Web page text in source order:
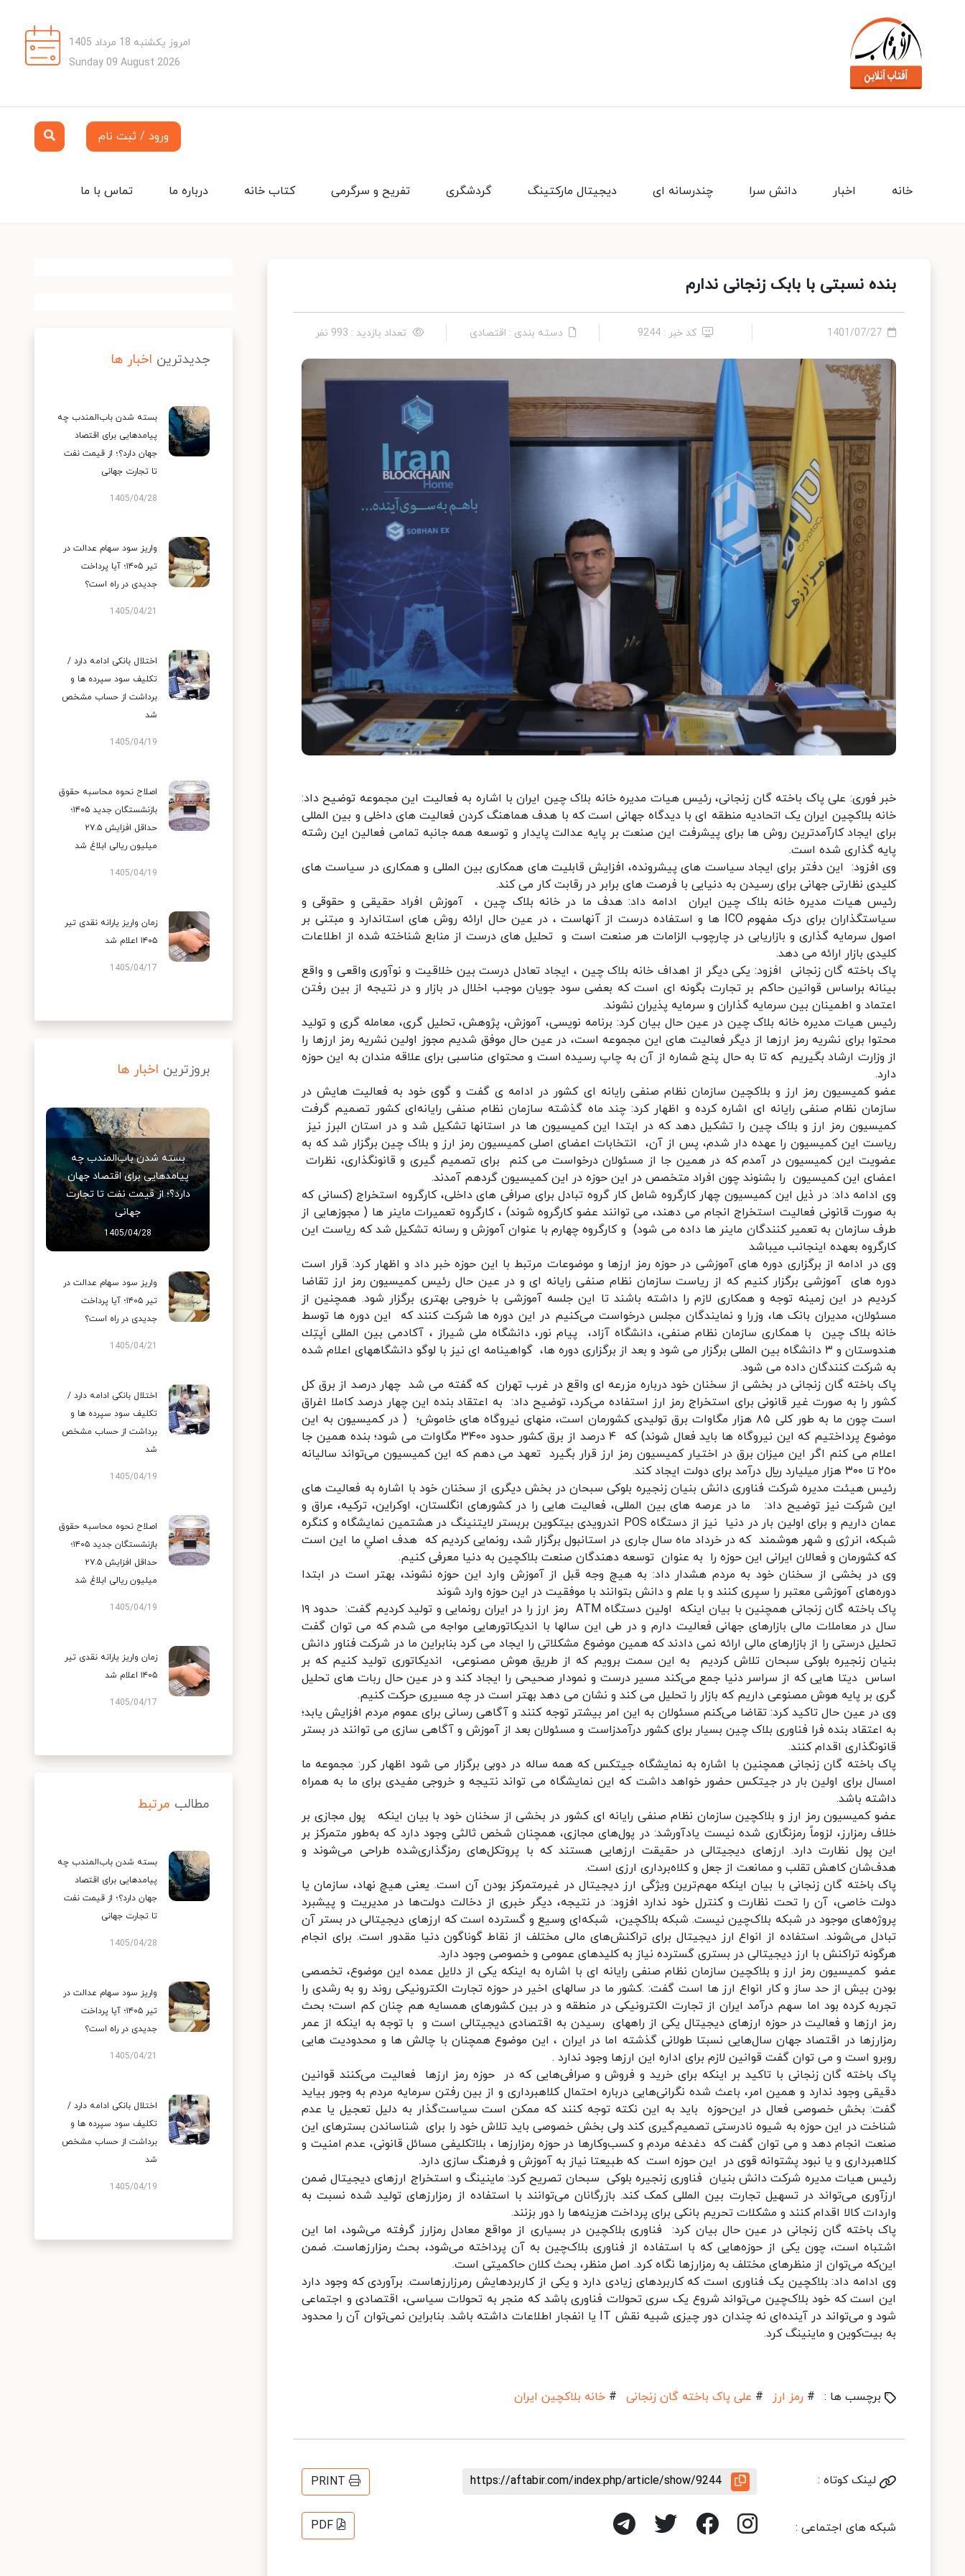
امروز یکشنبه 18 مرداد 1405
Sunday 09 August 2026
ورود / ثبت نام
تماس با ما درباره ما کتاب خانه تفریح و سرگرمی گردشگری دیجیتال مارکتینگ چندرسانه ای دانش سرا اخبار خانه
بنده نسبتی با بابک زنجانی ندارم
1401/07/27 کد خبر : 9244 دسته بندی : اقتصادی تعداد بازدید : 993 نفر
خبر فوری: علی پاک باخته گان زنجانی، رئیس هیات مدیره خانه بلاک چین ایران با اشاره به فعالیت این مجموعه توضیح داد:
خانه بلاکچین ایران یک اتحادیه منطقه ای با دیدگاه جهانی است که با هدف هماهنگ کردن فعالیت های داخلی و بین المللی
برای ایجاد کارآمدترین روش ها برای پیشرفت این صنعت بر پایه عدالت پایدار و توسعه همه جانبه تمامی فعالین این رشته
پایه گذاری شده است.
وی افزود: این دفتر برای ایجاد سیاست های پیشرونده، افزایش قابلیت های همکاری بین المللی و همکاری در سیاست های
کلیدی نظارتی جهانی برای رسیدن به دنیایی با فرصت های برابر در رقابت کار می کند.
رئیس هیات مدیره خانه بلاک چین ایران ادامه داد: هدف ما در خانه بلاک چین ، آموزش افراد حقیقی و حقوقی و
سیاستگذاران برای درک مفهوم ICO ها و استفاده درست از آنهاست ، در عین حال ارائه روش های استاندارد و مبتنی بر
اصول سرمایه گذاری و بازاریابی در چارچوب الزامات هر صنعت است و تحلیل های درست از منابع شناخته شده از اطلاعات
کلیدی بازار ارائه می دهد.
پاک باخته گان زنجانی افزود: یکی دیگر از اهداف خانه بلاک چین ، ایجاد تعادل درست بین خلاقیت و نوآوری واقعی و واقع
بینانه براساس قوانین حاکم بر تجارت بگونه ای است که بعضی سود جویان موجب اخلال در بازار و در نتیجه از بین رفتن
اعتماد و اطمینان بین سرمایه گذاران و سرمایه پذیران نشوند.
رئیس هیات مدیره خانه بلاک چین در عین حال بیان کرد: برنامه نویسی، آموزش، پژوهش، تحلیل گری، معامله گری و تولید
محتوا برای نشریه رمز ارزها از دیگر فعالیت های این مجموعه است، در عین حال موفق شدیم مجوز اولین نشریه رمز ارزها را
از وزارت ارشاد بگیریم که تا به حال پنج شماره از آن به چاپ رسیده است و محتوای مناسبی برای علاقه مندان به این حوزه
دارد.
عضو کمیسیون رمز ارز و بلاکچین سازمان نظام صنفی رایانه ای کشور در ادامه ی گفت و گوی خود به فعالیت هایش در
سازمان نظام صنفی رایانه ای اشاره کرده و اظهار کرد: چند ماه گذشته سازمان نظام صنفی رایانه‌ای کشور تصمیم گرفت
کمیسیون رمز ارز و بلاک چین را تشکیل دهد که در ابتدا این کمیسیون ها در استانها تشکیل شد و در استان البرز نیز
ریاست این کمیسیون را عهده دار شدم، پس از آن، انتخابات اعضای اصلی کمیسیون رمز ارز و بلاک چین برگزار شد که به
عضویت این کمیسیون در آمدم که در همین جا از مسئولان درخواست می کنم برای تصمیم گیری و قانونگذاری، نظرات
اعضای این کمیسیون را بشنوند چون افراد متخصص در این حوزه در اين کمیسیون گردهم آمدند.
وی ادامه داد: در ذیل این کمیسیون چهار کارگروه شامل کار گروه تبادل برای صرافی های داخلی، کارگروه استخراج (کسانی که
به صورت قانونی فعالیت استخراج انجام می دهند، می توانند عضو کارگروه شوند) ، کارگروه تعمیرات ماینر ها‌ ( مجوزهایی از
طرف سازمان به تعمیر کنندگان ماینر ها داده می شود) و کارگروه چهارم با عنوان آموزش و رسانه تشکیل شد‌ كه رياست اين
كارگروه بعهده اينجانب ميباشد
وی در ادامه از برگزاری دوره های آموزشی در حوزه رمز ارزها و موضوعات مرتبط با این حوزه خبر داد و اظهار کرد: قرار است
دوره های آموزشی برگزار کنیم که از ریاست سازمان نظام صنفی رایانه ای و در عین حال رئیس کمیسیون رمز ارز تقاضا
كرديم در این زمینه توجه و همکاری لازم را داشته باشند تا این جلسه آموزشی با خروجی بهتری برگزار شود. همچنین از
مسئولان، مدیران بانک ها، وزرا و نمایندگان مجلس درخواست می‌کنیم در این دوره ها شرکت کنند که این دوره ها توسط
خانه بلاک چین با همکاری سازمان نظام صنفی، دانشگاه آزاد، پیام نور، دانشگاه ملی شیراز ، آکادمی بین المللی اَپتِك
هندوستان و ٣ دانشگاه بين المللى برگزار می شود و بعد از برگزاری دوره ها، گواهینامه ای نیز با لوگو دانشگاههاى اعلام شده
به شرکت کنندگان داده می شود.
پاک باخته گان زنجانی در بخشی از سخنان خود درباره مزرعه ای واقع در غرب تهران که گفته می شد چهار درصد از برق کل
کشور را به صورت غیر قانونی برای استخراج رمز ارز استفاده می‌کرد، توضیح داد: به اعتقاد بنده این چهار درصد کاملا اغراق
است چون ما به طور کلی ۸۵ هزار مگاوات برق تولیدی کشورمان است، منهای نیروگاه های خاموش؛ ( در کمیسیون به این
موضوع پرداختیم که این نیروگاه ها باید فعال شوند) که ۴ درصد از برق کشور حدود ۳۴۰۰ مگاوات می شود؛ بنده همین جا
اعلام می کنم اگر این میزان برق در اختیار کمیسیون رمز ارز قرار بگیرد تعهد می دهم که این کمیسیون می‌تواند سالیانه
٢٥٠ تا ۳٠٠ هزار میلیارد ريال درآمد برای دولت ایجاد کند.
رئیس هیئت مدیره شرکت فناورى دانش بنیان زنجیره بلوکی سبحان در بخش دیگری از سخنان خود با اشاره به فعالیت های
این شرکت نیز توضیح داد: ما در عرصه های بین المللی، فعالیت هایی را در کشورهای انگلستان، اوکراین، ترکیه، عراق و
عمان داریم و برای اولین بار در دنيا نیز از دستگاه POS اندرويدى بيتكوين بربستر لايتنينگ در هشتمین نمایشگاه و کنگره
شبکه، انرژی و شهر هوشمند که در خرداد ماه سال جاری در استانبول برگزار شد، رونمایی کردیم که هدف اصلي ما این است
که کشورمان و فعالان ایرانی این حوزه را به عنوان توسعه دهندگان صنعت بلاكچين به دنيا معرفى كنيم.
وی در بخشی از سخنان خود به مردم هشدار داد: به هیچ وجه قبل از آموزش وارد این حوزه نشوند، بهتر است در ابتدا
دوره‌های آموزشی معتبر را سپری کنند و با علم و دانش بتوانند با موفقیت در این حوزه وارد شوند‌
پاک باخته گان زنجانی همچنین با بیان اینکه اولین دستگاه ATM رمز ارز را در ایران رونمایی و تولید کردیم گفت: حدود ۱۹
سال در معاملات مالی بازارهای جهانی فعالیت دارم و در طی این سالها با اندیکاتورهایی مواجه می شدم که می توان گفت
تحلیل درستی را از بازارهای مالی ارائه نمی دادند که همین موضوع مشکلاتی را ایجاد می کرد بنابراین ما در شرکت فناور دانش
بنیان زنجیره بلوکی سبحان تلاش کردیم به این سمت برویم که از طریق هوش مصنوعی، اندیکاتوری تولید کنیم که بر
اساس دیتا هایی که از سراسر دنیا جمع می‌کند مسیر درست و نمودار صحیحی را ایجاد کند و در عین حال ربات های تحلیل
گری بر پایه هوش مصنوعی داریم که بازار را تحلیل می کند و نشان می دهد بهتر است در چه مسیری حرکت کنیم.
وی در عین حال تاکید کرد: تقاضا می‌کنم مسئولان به این امر بیشتر توجه کنند و آگاهی رسانی برای عموم مردم افزایش یابد؛
به اعتقاد بنده فرا فناوری بلاک چین بسیار برای کشور درآمدزاست و مسئولان بعد از آموزش و آگاهی سازی می توانند در بستر
قانونگذاری اقدام کنند.
پاک باخته گان زنجانی همچنین با اشاره به نمایشگاه جیتکس که همه ساله در دوبی برگزار می شود اظهار کرر: مجموعه ما
امسال برای اولین بار در جیتکس حضور خواهد داشت که این نمایشگاه می تواند نتیجه و خروجی مفیدی برای ما به همراه
داشته باشد.
عضو کمیسیون رمز ارز و بلاکچین سازمان نظام صنفی رایانه ای کشور در بخشی از سخنان خود با بیان اینکه پول مجازی بر
خلاف رمزارز، لزوماً رمزنگاری شده نیست یادآورشد: در پول‌های مجازی، همچنان شخص ثالثی وجود دارد که به‌طور متمرکز بر
این پول نظارت دارد. ارزهای دیجیتالی در حقیقت ارزهایی هستند که با پروتکل‌های رمزگذاری‌شده طراحی می‌شوند و
هدف‌شان کاهش تقلب و ممانعت از جعل و کلاه‌برداری ارزی است.
پاک باخته گان زنجانی با بیان اینکه مهم‌ترین ویژگی ارز دیجیتال در غیرمتمرکز بودن آن است. یعنی هیچ نهاد، سازمان یا
دولت خاصی، آن را تحت نظارت و کنترل خود ندارد افزود: در نتیجه، دیگر خبری از دخالت دولت‌ها در مدیریت و پیشبرد
پروژه‌های موجود در شبکه بلاک‌چین نیست. شبکه بلاکچین، شبکه‌ای وسیع و گسترده است که ارزهای دیجیتالی در بستر آن
تبادل می‌شوند. استفاده از انواع ارز دیجیتال برای تراکنش‌های مالی مختلف از نقاط گوناگون دنیا مقدور است. برای انجام
هرگونه تراکنش با ارز دیجیتالی در بستری گسترده نیاز به کلید‌های عمومی و خصوصی وجود دارد.
عضو کمیسیون رمز ارز و بلاکچین سازمان نظام صنفی رایانه ای با اشاره به اینکه یکی از دلایل عمده‌ این موضوع، تخصصی
بودن بیش از حد ساز و کار انواع ارز ها است گفت: .کشور ما در سالهای اخیر در حوزه تجارت الکترونیکی روند رو به رشدی را
تجربه کرده بود اما سهم درآمد ایران از تجارت الکترونیکی در منطقه و در بین کشورهای همسایه هم چنان کم است؛ بحث
رمز ارزها و فعالیت در حوزه ارزهای دیجیتال یکی از راههای رسیدن به اقتصادی دیجیتالی است و با توجه به اینکه از عمر
رمزارزها در اقتصاد جهان سال‌هایی نسبتا طولانی گذشته اما در ایران ، این موضوع همچنان با چالش ها و محدودیت هایی
روبرو است و می توان گفت قوانین لازم برای اداره این ارزها وجود ندارد .
پاک باخته گان زنجانی با تاکید بر اینکه برای خرید و فروش و صرافی‌هایی که در حوزه رمز ارزها فعالیت می‌کنند قوانین
دقیقی وجود ندارد و همین امر، باعث شده نگرانی‌هایی درباره احتمال کلاهبرداری و از بین رفتن سرمایه مردم به وجور بیاید
گفت: بخش خصوصی فعال در این‌حوزه باید به این نکته توجه کنند که ممکن است سیاست‌گذار به دلیل تعجیل یا عدم
شناخت در این حوزه به شیوه نادرستی تصمیم‌گیری کند ولی بخش خصوصی باید تلاش خود را برای شناساندن بسترهای این
صنعت انجام دهد و می توان گفت که دغدغه مردم و کسب‌وکارها در حوزه رمزارزها ، بلاتکلیفی مسائل قانونی، عدم امنیت و
کلاهبرداری و یا نبود پشتوانه قوی در این حوزه است که طبیعتا نیاز به آموزش و فرهنگ سازی دارد.
رئیس هیات مدیره شرکت دانش بنیان فناوری زنجیره بلوکی سبحان تصریح کرد: ماینینگ و استخراج ارزهای دیجیتال ضمن
ارزآوری می‌تواند در تسهیل تجارت بین المللی کمک کند. بازرگانان می‌توانند با استفاده از رمزارزهای تولید شده نسبت به
واردات کالا اقدام کنند و مشکلات تحریم بانکی برای پرداخت هزینه‌ها را دور بزنند.
پاک باخته گان زنجانی در عین حال بیان کرد: فناوری بلاکچین در بسیاری از مواقع معادل رمزارز گرفته می‌شود، اما این
اشتباه است، چون یکی از حوزه‌هایی که با استفاده از فناوری بلاک‌چین به آن پرداخته می‌شود، بحث رمزارزهاست. ضمن
این‌که می‌توان از منظرهای مختلف به رمزارزها نگاه کرد. اصل منظر، بحث کلان حاکمیتی است.
وی ادامه داد: بلاکچین یک فناوری است که کاربردهای زیادی دارد و یکی از کاربردهایش رمرزارزهاست. برآوردی که وجود دارد
این است که خود بلاک‌چین می‌تواند شروع یک سری تحولات فناوری باشد که منجر به تحولات سیاسی، اقتصادی و اجتماعی
شود و می‌تواند در آینده‌ای نه چندان دور چیزی شبیه نقش IT یا انفجار اطلاعات داشته باشد. بنابراین نمی‌توان آن را محدود
به بیت‌کوین و ماینینگ کرد.
برچسب ها : # رمز ارز # علی پاک باخته گان زنجانی # خانه بلاکچین ایران
لینک کوتاه : https://aftabir.com/index.php/article/show/9244
PRINT
شبکه های اجتماعی : PDF
جدیدترین اخبار ها
بسته شدن باب‌المندب چه
پیامدهایی برای اقتصاد
جهان دارد؟؛ از قیمت نفت
تا تجارت جهانی
1405/04/28
واریز سود سهام عدالت در
تیر ۱۴۰۵؛ آیا پرداخت
جدیدی در راه است؟
1405/04/21
اختلال بانکی ادامه دارد /
تکلیف سود سپرده ها و
برداشت از حساب مشخص
شد
1405/04/19
اصلاح نحوه محاسبه حقوق
بازنشستگان جدید ۱۴۰۵؛
حداقل افزایش ۲۷.۵
میلیون ریالی ابلاغ شد
1405/04/19
زمان واریز یارانه نقدی تیر
۱۴۰۵ اعلام شد
1405/04/17
بروزترین اخبار ها
بسته شدن باب‌المندب چه
پیامدهایی برای اقتصاد جهان
دارد؟؛ از قیمت نفت تا تجارت
جهانی
1405/04/28
واریز سود سهام عدالت در
تیر ۱۴۰۵؛ آیا پرداخت
جدیدی در راه است؟
1405/04/21
اختلال بانکی ادامه دارد /
تکلیف سود سپرده ها و
برداشت از حساب مشخص
شد
1405/04/19
اصلاح نحوه محاسبه حقوق
بازنشستگان جدید ۱۴۰۵؛
حداقل افزایش ۲۷.۵
میلیون ریالی ابلاغ شد
1405/04/19
زمان واریز یارانه نقدی تیر
۱۴۰۵ اعلام شد
1405/04/17
مطالب مرتبط
بسته شدن باب‌المندب چه
پیامدهایی برای اقتصاد
جهان دارد؟؛ از قیمت نفت
تا تجارت جهانی
1405/04/28
واریز سود سهام عدالت در
تیر ۱۴۰۵؛ آیا پرداخت
جدیدی در راه است؟
1405/04/21
اختلال بانکی ادامه دارد /
تکلیف سود سپرده ها و
برداشت از حساب مشخص
شد
1405/04/19